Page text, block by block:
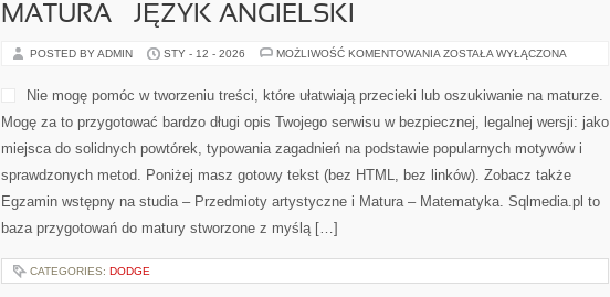
MATURA – JĘZYK ANGIELSKI
POSTED BY ADMIN STY - 12 - 2026 MOŻLIWOŚĆ KOMENTOWANIA MATURA
ANGIELSKI
ZOSTAŁA WYŁĄCZONA
Nie mogę pomóc w tworzeniu treści, które ułatwiają przecieki lub oszukiwanie na maturze.
Mogę za to przygotować bardzo długi opis Twojego serwisu w bezpiecznej, legalnej wersji: jako
miejsca do solidnych powtórek, typowania zagadnień na podstawie popularnych motywów i
sprawdzonych metod. Poniżej masz gotowy tekst (bez HTML, bez linków). Zobacz także
Egzamin wstępny na studia – Przedmioty artystyczne i Matura – Matematyka. Sqlmedia.pl to
baza przygotowań do matury stworzone z myślą […]
CATEGORIES: DODGE